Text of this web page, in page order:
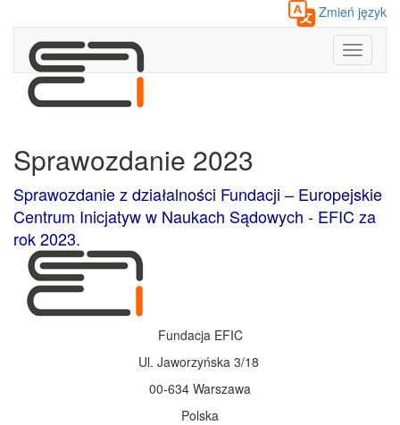
Zmień język
Toggle
Sprawozdanie 2023
Sprawozdanie z działalności Fundacji – Europejskie
Centrum Inicjatyw w Naukach Sądowych - EFIC za
rok 2023.
Fundacja EFIC
Ul. Jaworzyńska 3/18
00-634 Warszawa
Polska